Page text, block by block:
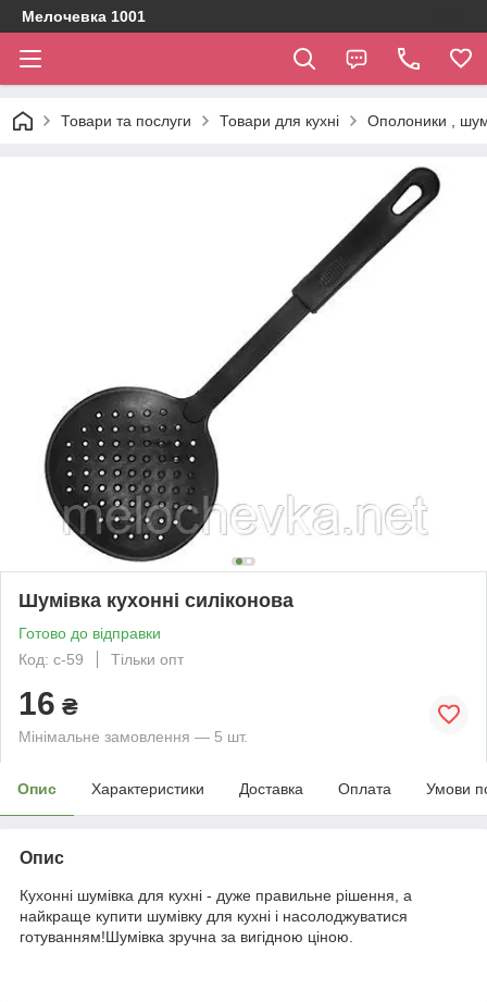
Мелочевка 1001
Товари та послуги Товари для кухні Ополоники ,
Шумівка кухонні силіконова
Готово до відправки
Код: с-59
Тільки опт
16 ₴
Мінімальне замовлення — 5 шт.
Опис Характеристики Доставка Оплата Умови
Опис
Кухонні шумівка для кухні - дуже правильне рішення, а
найкраще купити шумівку для кухні і насолоджуватися
готуванням!Шумівка зручна за вигідною ціною.